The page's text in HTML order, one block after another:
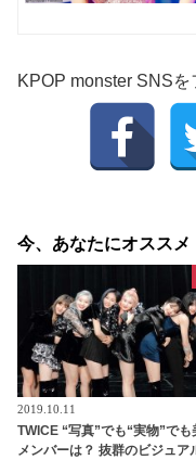
KPOP monster SNSを
今、あなたにオススメ
2019.10.11
TWICE “写真”でも“実物”でも
メンバーは？ 抜群のビジュア